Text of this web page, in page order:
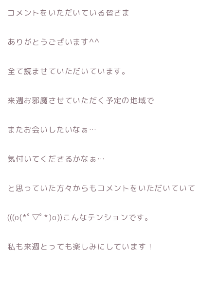
コメントをいただいている皆さま
ありがとうございます^^
全て読ませていただいています。
来週お邪魔させていただく予定の地域で
またお会いしたいなぁ…
気付いてくださるかなぁ…
と思っていた方々からもコメントをいただいていて
(((o(*ﾟ▽ﾟ*)o))こんなテンションです。
私も来週とっても楽しみにしています！